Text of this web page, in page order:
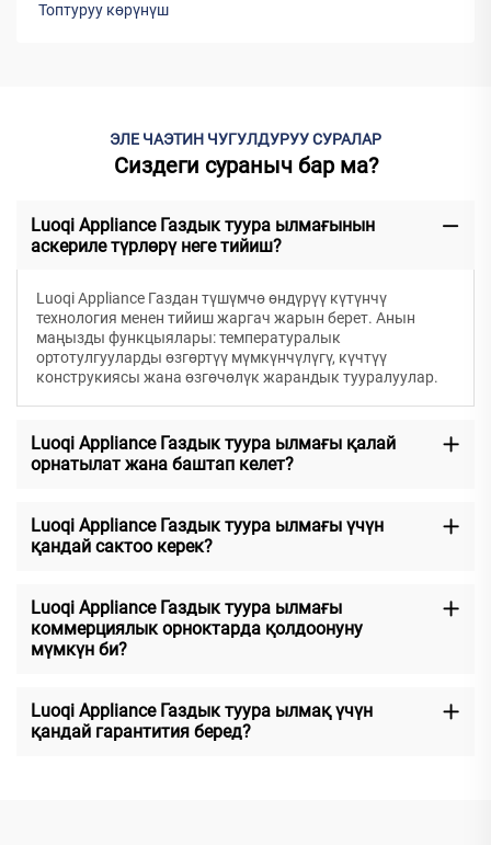
Топтуруу көрүнүш
ЭЛЕ ЧАЭТИН ЧУГУЛДУРУУ СУРАЛАР
Сиздеги сураныч бар ма?
Luoqi Appliance Газдык туура ылмағынын
аскериле түрлөрү неге тийиш?
Luoqi Appliance Газдан түшүмчө өндүрүү күтүнчү
технология менен тийиш жаргач жарын берет. Анын
маңызды функцыялары: температуралык
ортотулгууларды өзгөртүү мүмкүнчүлүгү, күчтүү
конструкиясы жана өзгөчөлүк жарандык тууралуулар.
Luoqi Appliance Газдык туура ылмағы қалай
орнатылат жана баштап келет?
Luoqi Appliance Газдык туура ылмағы үчүн
қандай сактоо керек?
Luoqi Appliance Газдык туура ылмағы
коммерциялык орноктарда қолдоонуну
мүмкүн би?
Luoqi Appliance Газдык туура ылмақ үчүн
қандай гарантития беред?